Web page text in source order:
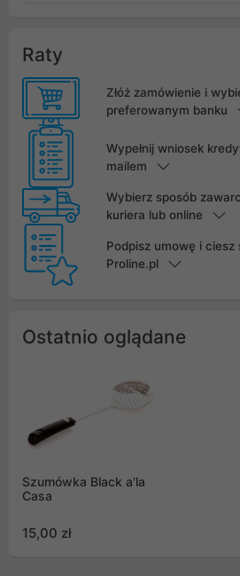
Raty
Złóż zamówienie i
preferowanym banku
Wypełnij wniosek
mailem
Wybierz sposób
kuriera lub online
Podpisz umowę i ciesz
Proline.pl
Ostatnio oglądane
Szumówka Black a'la
Casa
15,00 zł